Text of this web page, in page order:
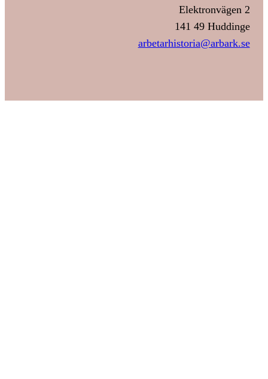
Elektronvägen 2
141 49 Huddinge
arbetarhistoria@arbark.se